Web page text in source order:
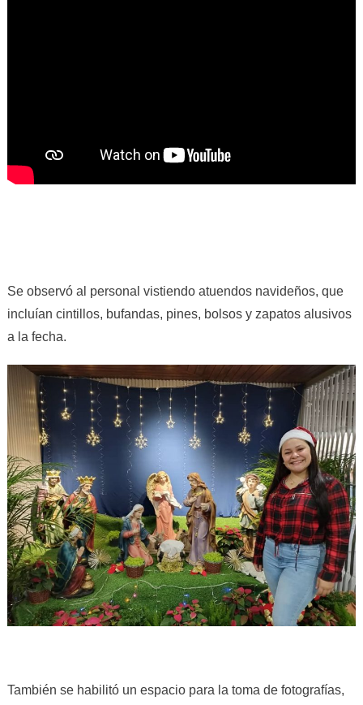
Se observó al personal vistiendo atuendos navideños, que
incluían cintillos, bufandas, pines, bolsos y zapatos alusivos
a la fecha.
También se habilitó un espacio para la toma de fotografías,